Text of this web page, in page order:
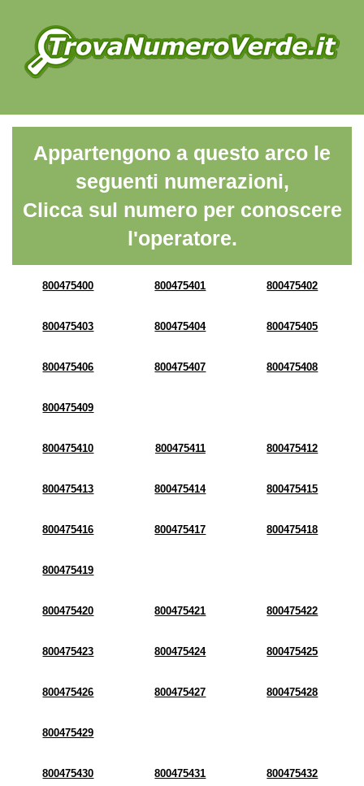
Appartengono a questo arco le
seguenti numerazioni,
Clicca sul numero per conoscere
l'operatore.
800475400 800475401 800475402
800475403 800475404 800475405
800475406 800475407 800475408
800475409
800475410 800475411 800475412
800475413 800475414 800475415
800475416 800475417 800475418
800475419
800475420 800475421 800475422
800475423 800475424 800475425
800475426 800475427 800475428
800475429
800475430 800475431 800475432